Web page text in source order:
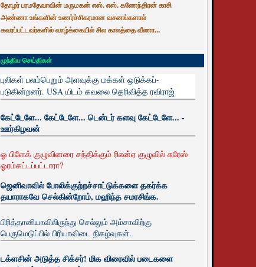
தோழர் பரமதேவாவின் மருமகன் எஸ். எஸ். கணேந்திரன் காசி
அண்ணா உங்களின் உணர்ச்சிகரமான வசனங்களால்
கவரப்பட்டவர்களில் வாழ்க்கையில் சில காலத்தை வீணா...
முந்திய செய்திகள்
புலிகள் பலம்பெறும் அளவுக்கு மக்கள் ஒடுக்கப்-
படுகின்றனர். USA யிடம் கவலை தெரிவித்த ரவிராஜ்
கேட்டேளே... கேட்டேளே... டென்டர் களவு கேட்டேளே... -
ஊர்கிழவன்
ஓ பிளேக் குழுவினரை சந்திக்கும் ரிஎன்ஏ குழுவில் சுரேஸ்
ஓரம்கட்டப்பட்டாரா?
ஜெனிவாவில் போலிக்குற்றச்சாட்டுக்களை தகர்க்க
தயாராகவே செல்கின்றோம், மஹிந்த சமரசிங்க.
பிரித்தானியாவிலிருந்து செல்லும் அம்சாவிற்கு
பெருமெடுப்பில் பிரியாவிடை நிகழ்வுகள்.
டக்ளசின் அடுத்த சிக்சர்! மிக விரைவில் படைகளை